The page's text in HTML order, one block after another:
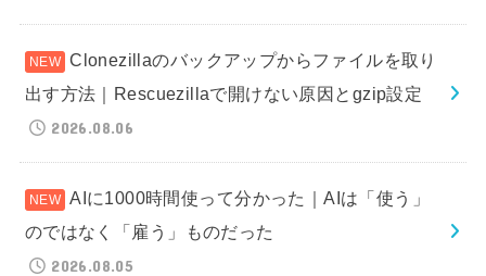
Clonezillaのバックアップからファイルを取り
出す方法｜Rescuezillaで開けない原因とgzip設定
2026.08.06
AIに1000時間使って分かった｜AIは「使う」
のではなく「雇う」ものだった
2026.08.05